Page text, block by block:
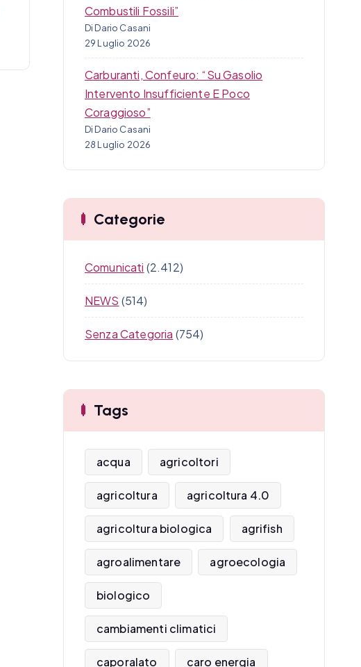
Combustili Fossili”
Di Dario Casani
29 Luglio 2026
Carburanti, Confeuro: “Su Gasolio
Intervento Insufficiente E Poco
Coraggioso”
Di Dario Casani
28 Luglio 2026
Categorie
Comunicati (2.412)
NEWS (514)
Senza Categoria (754)
Tags
acqua agricoltori
agricoltura agricoltura 4.0
agricoltura biologica agrifish
agroalimentare agroecologia
biologico
cambiamenti climatici
caporalato caro energia